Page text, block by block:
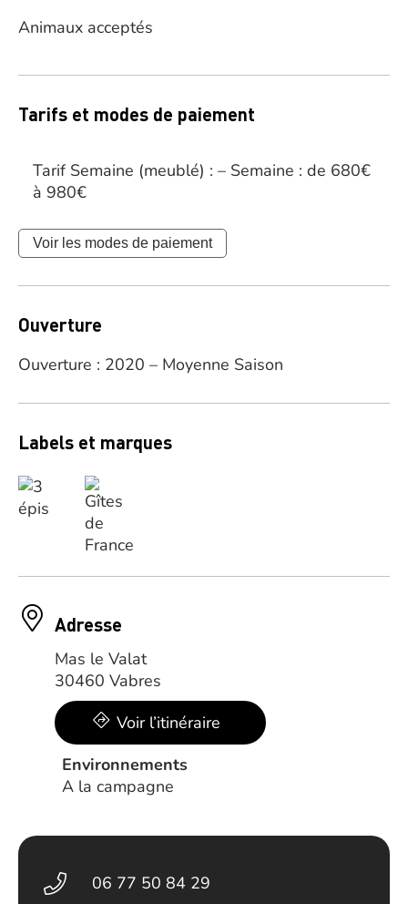
Animaux acceptés
Tarifs et modes de paiement
Tarif Semaine (meublé) : – Semaine : de 680€
à 980€
Voir les modes de paiement
Ouverture
Ouverture : 2020 – Moyenne Saison
Labels et marques
Adresse
Mas le Valat
30460 Vabres
Voir l’itinéraire
Environnements
A la campagne
06 77 50 84 29